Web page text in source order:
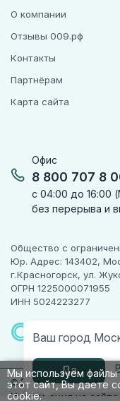
Ваш город
Да
Мы используем
этот сайт, Вы даете
cookie.
Офис
8 800 707 8
с 04:00 до 16:00
без перерыва и
О компании
Отзывы 009.рф
Контакты
Партнёрам
Карта сайта
Общество с
Юр. Адрес: 143402,
г.Красногорск, ул.
ОГРН 1225000071955
ИНН 5024223277
© 2010-2026 009.РФ.
Информация на сайте